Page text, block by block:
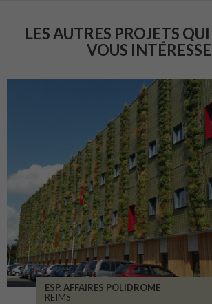
LES AUTRES PROJETS
VOUS
ESP. AFFAIRES POLIDROME
REIMS